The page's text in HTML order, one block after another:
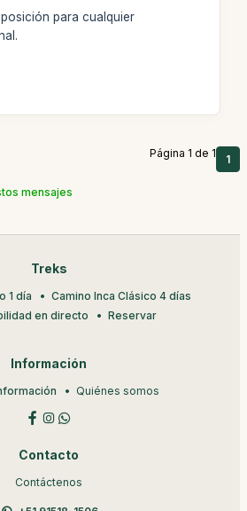
para cualquier
Página 1 de 1 1
mensajes
Treks
1 día
Camino Inca Clásico 4 días
en directo
Reservar
Información
Quiénes somos
Contacto
Contáctenos